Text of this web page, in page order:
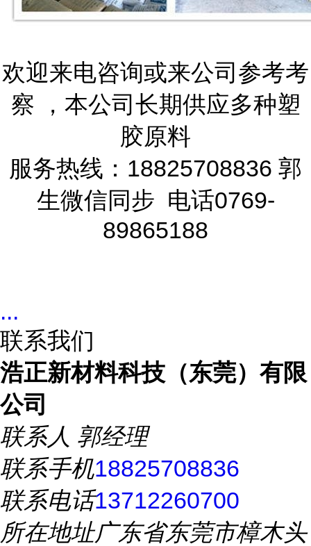
欢迎来电咨询或来公司参考考
察 ，本公司长期供应多种塑
胶原料
服务热线：18825708836 郭
生微信同步 电话0769-
89865188
...
联系我们
浩正新材料科技（东莞）有限
公司
联系人 郭经理
联系手机18825708836
联系电话13712260700
所在地址广东省东莞市樟木头